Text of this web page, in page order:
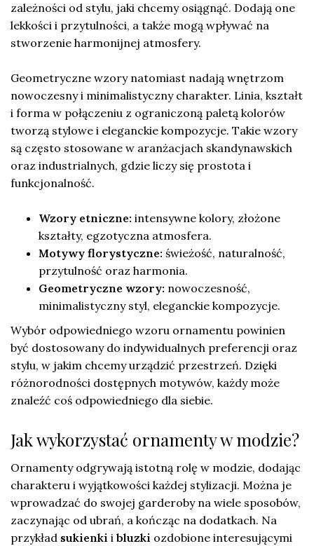
zależności od stylu, jaki chcemy osiągnąć. Dodają one
lekkości i przytulności, a także mogą wpływać na
stworzenie harmonijnej atmosfery.
Geometryczne wzory natomiast nadają wnętrzom
nowoczesny i minimalistyczny charakter. Linia, kształt
i forma w połączeniu z ograniczoną paletą kolorów
tworzą stylowe i eleganckie kompozycje. Takie wzory
są często stosowane w aranżacjach skandynawskich
oraz industrialnych, gdzie liczy się prostota i
funkcjonalność.
Wzory etniczne: intensywne kolory, złożone
kształty, egzotyczna atmosfera.
Motywy florystyczne: świeżość, naturalność,
przytulność oraz harmonia.
Geometryczne wzory: nowoczesność,
minimalistyczny styl, eleganckie kompozycje.
Wybór odpowiedniego wzoru ornamentu powinien
być dostosowany do indywidualnych preferencji oraz
stylu, w jakim chcemy urządzić przestrzeń. Dzięki
różnorodności dostępnych motywów, każdy może
znaleźć coś odpowiedniego dla siebie.
Jak wykorzystać ornamenty w modzie?
Ornamenty odgrywają istotną rolę w modzie, dodając
charakteru i wyjątkowości każdej stylizacji. Można je
wprowadzać do swojej garderoby na wiele sposobów,
zaczynając od ubrań, a kończąc na dodatkach. Na
przykład sukienki i bluzki ozdobione interesującymi